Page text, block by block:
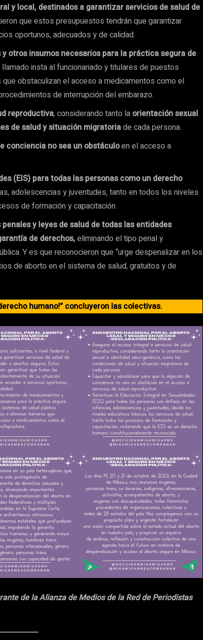
y local, destinados a garantizar servicios de salud de
que estos presupuestos tendrán que garantizar
oportunos, adecuados y de calidad.
otros insumos necesarios para la práctica segura de
insta al funcionariado y titulares de puestos
obstaculizan el acceso a medicamentos como el
de interrupción del embarazo.
reproductiva, considerando tanto la orientación sexual
de salud y situación migratoriade cada persona.
conciencia no sea un obstáculoen el acceso a
(EIS) para todas las personas como un derecho
adolescencias y juventudes, tanto en todos los niveles
de formación y capacitación.
y leyes de salud de todas las entidades
de derechos,eliminando el tipo penal y
Y es que reconocieron que “urge despenalizar en los
de aborto en el sistema de salud, gratuitos y de
humano!” concluyeron las colectivas.
de la Alianza de Medios de la Red de Periodistas